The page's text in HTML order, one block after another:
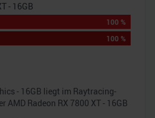
- 16GB
100 %
100 %
- 16GB liegt im Raytracing-
AMD Radeon RX 7800 XT - 16GB